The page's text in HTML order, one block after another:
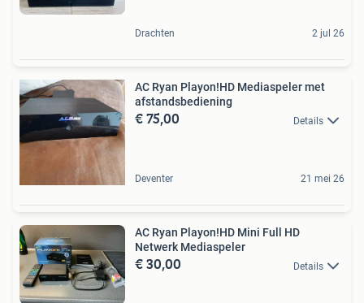
Drachten 2 jul 26
AC Ryan Playon!HD Mediaspeler met
afstandsbediening
€ 75,00 Details
Deventer 21 mei 26
AC Ryan Playon!HD Mini Full HD
Netwerk Mediaspeler
€ 30,00 Details